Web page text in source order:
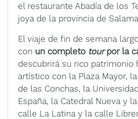
el restaurante Abadía de los
joya de la provincia de
El viaje de fin de semana
con un completo tourpor la
descubrirá su rico patrimonio
artístico con la Plaza Mayor,
de las Conchas, la
España, la Catedral Nueva y
calle La Latina y la calle